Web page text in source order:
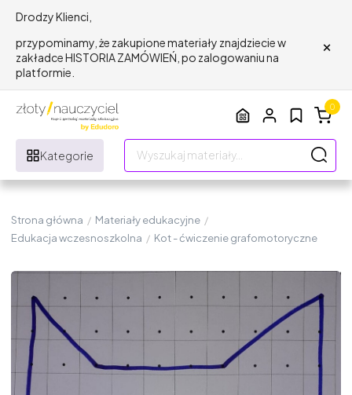
Drodzy Klienci,
przypominamy, że zakupione materiały znajdziecie w
zakładce HISTORIA ZAMÓWIEŃ, po zalogowaniu na
platformie.
×
Kategorie
0
Strona główna / Materiały edukacyjne /
Edukacja wczesnoszkolna / Kot - ćwiczenie grafomotoryczne